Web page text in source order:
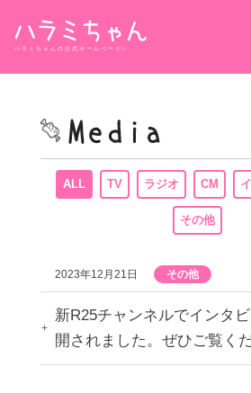
content
ハラミちゃんの公式ホームページ♪
ALL TV ラジオ CM
その他
2023年12月21日 その他
新R25チャンネルでインタ
開されました。ぜひご覧く